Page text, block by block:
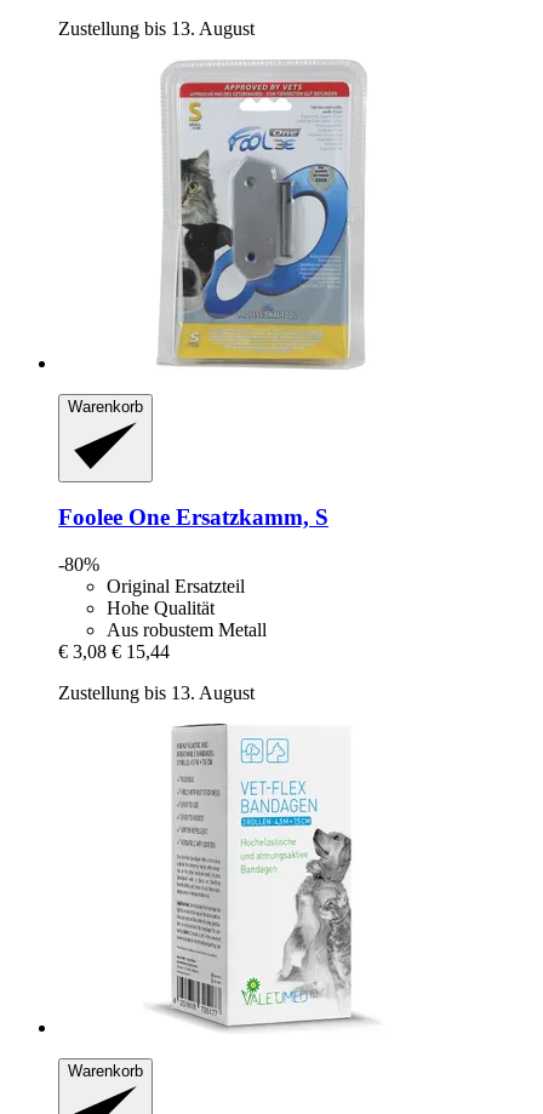
Zustellung bis 13. August
Warenkorb
Foolee One Ersatzkamm, S
-80%
Original Ersatzteil
Hohe Qualität
Aus robustem Metall
€ 3,08 € 15,44
Zustellung bis 13. August
Warenkorb